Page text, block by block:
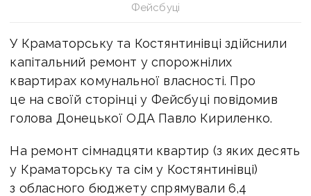
Фейсбуці
У Краматорську та Костянтинівці здійснили
капітальний ремонт у спорожнілих
квартирах комунальної власності. Про
це на своїй сторінці у Фейсбуці повідомив
голова Донецької ОДА Павло Кириленко.
На ремонт сімнадцяти квартир (з яких десять
у Краматорську та сім у Костянтинівці)
з обласного бюджету спрямували 6,4